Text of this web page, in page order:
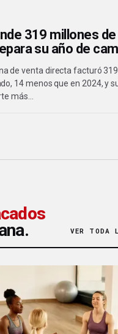
319 millones
su año de
de venta directa facturó
14 menos que en 2024, y
más…
VER TODA